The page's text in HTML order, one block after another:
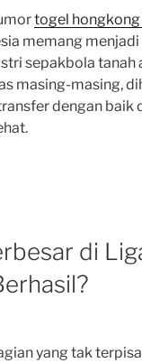
togel
memang
sepakbola tanah
masing-masing,
dengan baik
di
yang tak